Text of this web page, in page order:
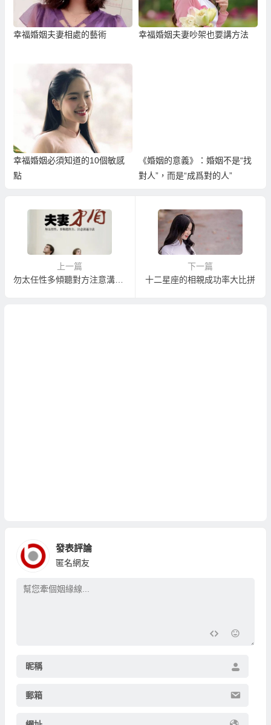
幸福婚姻夫妻相處的藝術 幸福婚姻夫妻吵架也要講方法
幸福婚姻必須知道的10個敏感
點
《婚姻的意義》：婚姻不是“找
對人”，而是“成爲對的人”
上一篇
勿太任性多傾聽對方注意溝通方法面對夫妻矛盾
下一篇
十二星座的相親成功率大比拼
發表評論
匿名網友
昵稱
郵箱